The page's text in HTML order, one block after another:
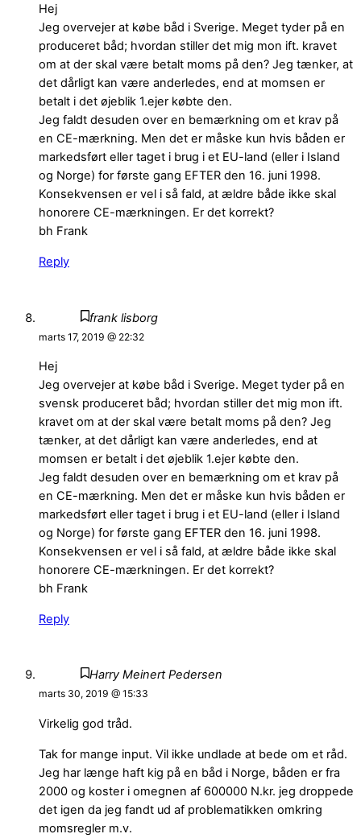
Hej
Jeg overvejer at købe båd i Sverige. Meget tyder på en
produceret båd; hvordan stiller det mig mon ift. kravet
om at der skal være betalt moms på den? Jeg tænker, at
det dårligt kan være anderledes, end at momsen er
betalt i det øjeblik 1.ejer købte den.
Jeg faldt desuden over en bemærkning om et krav på
en CE-mærkning. Men det er måske kun hvis båden er
markedsført eller taget i brug i et EU-land (eller i Island
og Norge) for første gang EFTER den 16. juni 1998.
Konsekvensen er vel i så fald, at ældre både ikke skal
honorere CE-mærkningen. Er det korrekt?
bh Frank
Reply
frank lisborg
marts 17, 2019 @ 22:32
Hej
Jeg overvejer at købe båd i Sverige. Meget tyder på en
svensk produceret båd; hvordan stiller det mig mon ift.
kravet om at der skal være betalt moms på den? Jeg
tænker, at det dårligt kan være anderledes, end at
momsen er betalt i det øjeblik 1.ejer købte den.
Jeg faldt desuden over en bemærkning om et krav på
en CE-mærkning. Men det er måske kun hvis båden er
markedsført eller taget i brug i et EU-land (eller i Island
og Norge) for første gang EFTER den 16. juni 1998.
Konsekvensen er vel i så fald, at ældre både ikke skal
honorere CE-mærkningen. Er det korrekt?
bh Frank
Reply
Harry Meinert Pedersen
marts 30, 2019 @ 15:33
Virkelig god tråd.
Tak for mange input. Vil ikke undlade at bede om et råd.
Jeg har længe haft kig på en båd i Norge, båden er fra
2000 og koster i omegnen af 600000 N.kr. jeg droppede
det igen da jeg fandt ud af problematikken omkring
momsregler m.v.